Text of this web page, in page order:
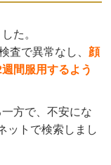
た。
査で異常なし、 顔
間服用するよう
方で、不安にな
ットで検索しまし